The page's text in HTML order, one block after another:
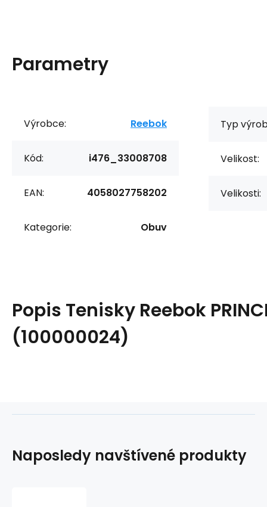
Parametry
Výrobce: Reebok
Kód: i476_33008708
EAN: 4058027758202
Kategorie: Obuv
Typ
Velikost:
Velikosti:
Popis Tenisky Reebok
(100000024)
Naposledy navštívené produkty